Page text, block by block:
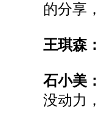
的分享 ，
王琪森：
石小美 ：
没动力，